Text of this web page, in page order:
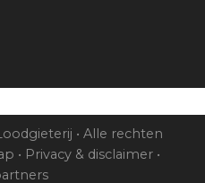
• Alle rechten
• Privacy & disclaimer •